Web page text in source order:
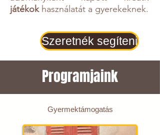
játékokhasználatát a gyerekeknek.
Szeretnék segíteni
Programjaink
Gyermektámogatás